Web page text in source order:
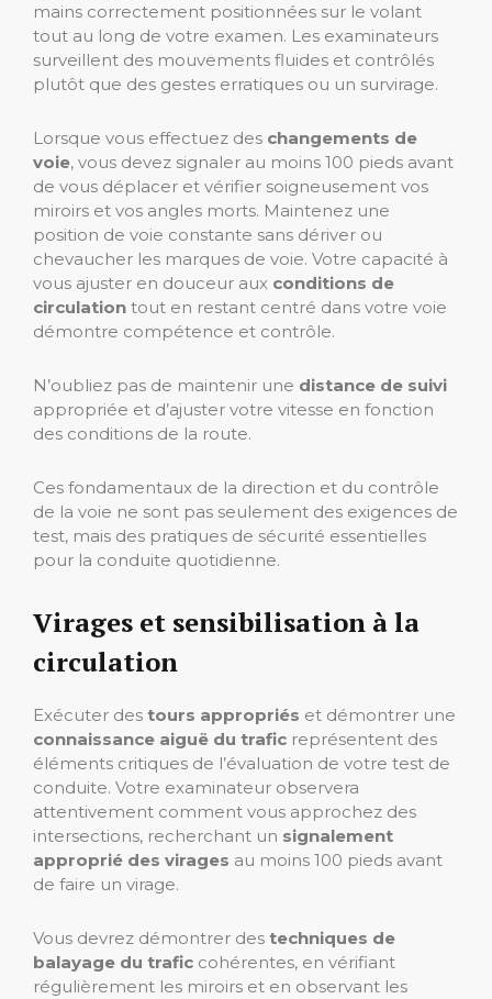
mains correctement positionnées sur le volant
tout au long de votre examen. Les examinateurs
surveillent des mouvements fluides et contrôlés
plutôt que des gestes erratiques ou un survirage.
Lorsque vous effectuez des changements de
voie, vous devez signaler au moins 100 pieds avant
de vous déplacer et vérifier soigneusement vos
miroirs et vos angles morts. Maintenez une
position de voie constante sans dériver ou
chevaucher les marques de voie. Votre capacité à
vous ajuster en douceur aux conditions de
circulation tout en restant centré dans votre voie
démontre compétence et contrôle.
N’oubliez pas de maintenir une distance de suivi
appropriée et d’ajuster votre vitesse en fonction
des conditions de la route.
Ces fondamentaux de la direction et du contrôle
de la voie ne sont pas seulement des exigences de
test, mais des pratiques de sécurité essentielles
pour la conduite quotidienne.
Virages et sensibilisation à la
circulation
Exécuter des tours appropriés et démontrer une
connaissance aiguë du trafic représentent des
éléments critiques de l’évaluation de votre test de
conduite. Votre examinateur observera
attentivement comment vous approchez des
intersections, recherchant un signalement
approprié des virages au moins 100 pieds avant
de faire un virage.
Vous devrez démontrer des techniques de
balayage du trafic cohérentes, en vérifiant
régulièrement les miroirs et en observant les